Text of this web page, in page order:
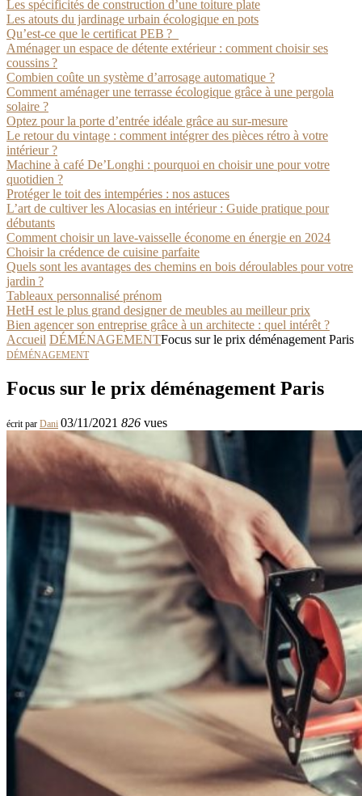
Les spécificités de construction d’une toiture plate
Les atouts du jardinage urbain écologique en pots
Qu’est-ce que le certificat PEB ?
Aménager un espace de détente extérieur : comment choisir ses
coussins ?
Combien coûte un système d’arrosage automatique ?
Comment aménager une terrasse écologique grâce à une pergola
solaire ?
Optez pour la porte d’entrée idéale grâce au sur-mesure
Le retour du vintage : comment intégrer des pièces rétro à votre
intérieur ?
Machine à café De’Longhi : pourquoi en choisir une pour votre
quotidien ?
Protéger le toit des intempéries : nos astuces
L’art de cultiver les Alocasias en intérieur : Guide pratique pour
débutants
Comment choisir un lave-vaisselle économe en énergie en 2024
Choisir la crédence de cuisine parfaite
Quels sont les avantages des chemins en bois déroulables pour votre
jardin ?
Tableaux personnalisé prénom
HetH est le plus grand designer de meubles au meilleur prix
Bien agencer son entreprise grâce à un architecte : quel intérêt ?
Accueil DÉMÉNAGEMENTFocus sur le prix déménagement Paris
DÉMÉNAGEMENT
Focus sur le prix déménagement Paris
écrit par Dani 03/11/2021 826 vues